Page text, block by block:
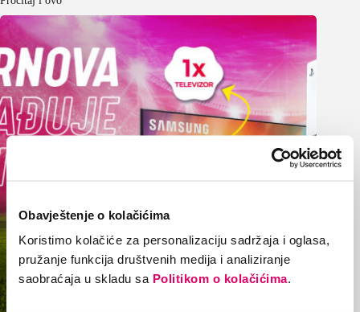
Obavještenje o kolačićima
Koristimo kolačiće za personalizaciju sadržaja i oglasa,
pružanje funkcija društvenih medija i analiziranje
saobraćaja u skladu sa Politikom o kolačićima.